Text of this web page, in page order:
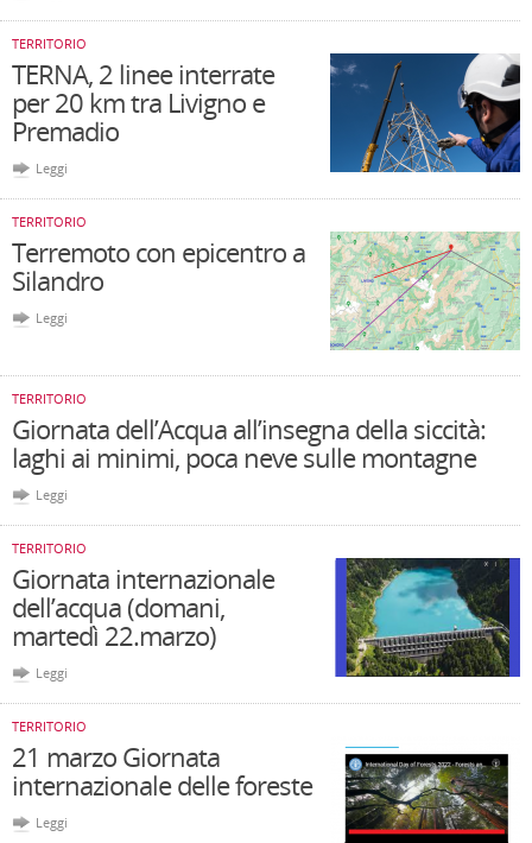
TERRITORIO
TERNA, 2 linee interrate
per 20 km tra Livigno e
Premadio
Leggi
TERRITORIO
Terremoto con epicentro a
Silandro
Leggi
TERRITORIO
Giornata dell’Acqua all’insegna della siccità:
laghi ai minimi, poca neve sulle montagne
Leggi
TERRITORIO
Giornata internazionale
dell’acqua (domani,
martedì 22.marzo)
Leggi
TERRITORIO
21 marzo Giornata
internazionale delle foreste
Leggi